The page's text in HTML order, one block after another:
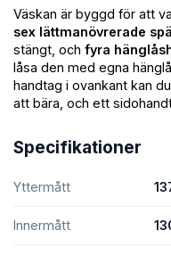
Väskan är byggd för att
sex lättmanövrerade
stängt, och fyra
låsa den med egna
handtag i ovankant kan
att bära, och ett
Specifikationer
Yttermått
Innermått